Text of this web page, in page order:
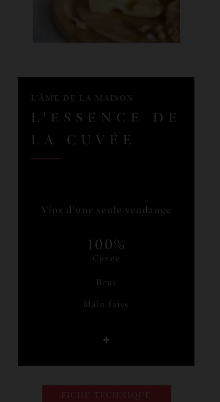
L'ÂME DE LA MAISON
L'ESSENCE DE
LA CUVÉE
Vins d’une seule vendange
100%
Cuvée
Brut
Malo faite
FICHE TECHNIQUE